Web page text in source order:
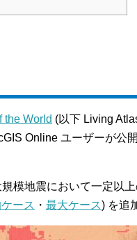
the World (以下 Living
Online ユーザーが公
規模地震において一定以
ース ・ 最大ケース) を追